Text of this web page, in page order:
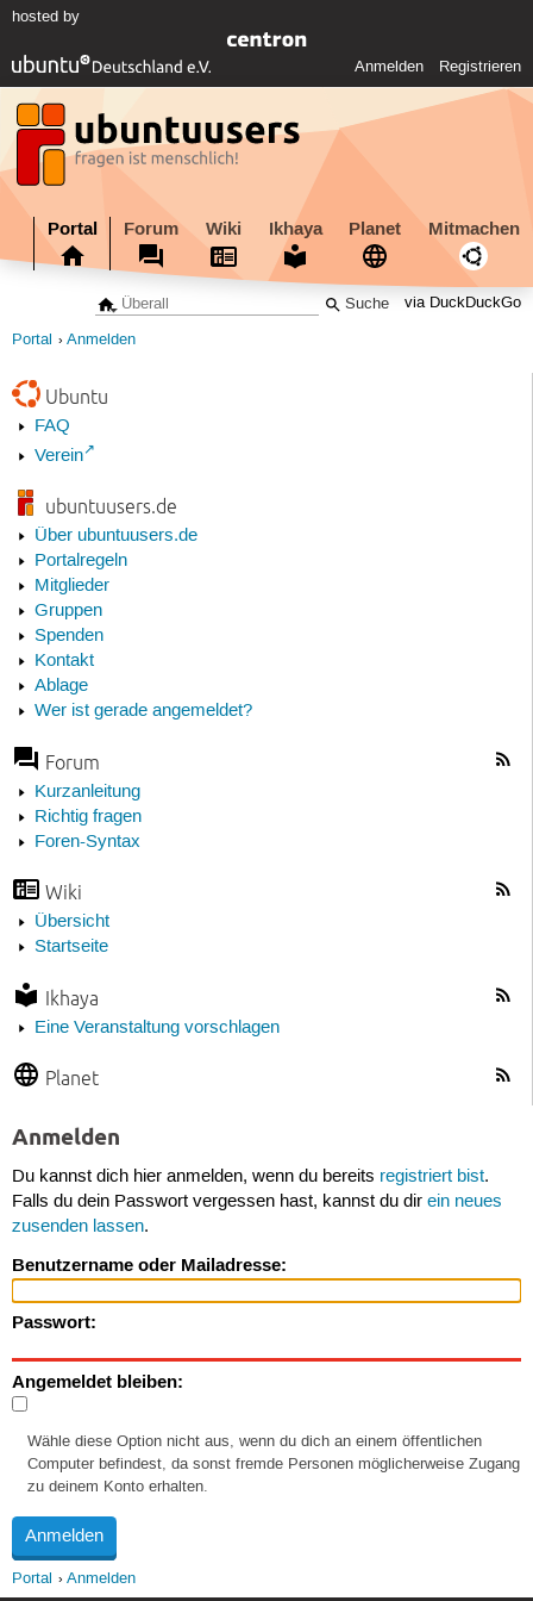
hosted by
Anmelden Registrieren
Portal Forum Wiki Ikhaya Planet Mitmachen
via DuckDuckGo
Portal Anmelden
Ubuntu
FAQ
Verein
ubuntuusers.de
Über ubuntuusers.de
Portalregeln
Mitglieder
Gruppen
Spenden
Kontakt
Ablage
Wer ist gerade angemeldet?
Forum
Kurzanleitung
Richtig fragen
Foren-Syntax
Wiki
Übersicht
Startseite
Ikhaya
Eine Veranstaltung vorschlagen
Planet
Anmelden
Du kannst dich hier anmelden, wenn du bereits registriert bist.
Falls du dein Passwort vergessen hast, kannst du dir ein neues
zusenden lassen.
Benutzername oder Mailadresse:
Passwort:
Angemeldet bleiben:
Wähle diese Option nicht aus, wenn du dich an einem öffentlichen
Computer befindest, da sonst fremde Personen möglicherweise Zugang
zu deinem Konto erhalten.
Portal Anmelden